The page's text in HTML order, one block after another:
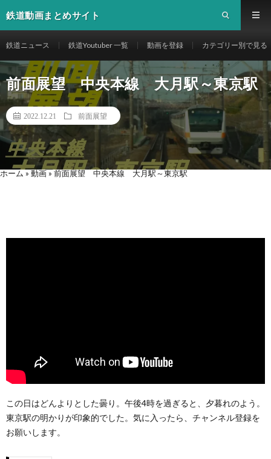
鉄道動画まとめサイト
鉄道ニュース 鉄道Youtuber 一覧 動画を登録 カテゴリー別で見る
前面展望 中央本線 大月駅～東京駅
2022.12.21 前面展望
ホーム » 動画 » 前面展望 中央本線 大月駅～東京駅
この日はどんよりとした曇り。午後4時を過ぎると、夕暮れのよう。
東京駅の明かりが印象的でした。気に入ったら、チャンネル登録を
お願いします。